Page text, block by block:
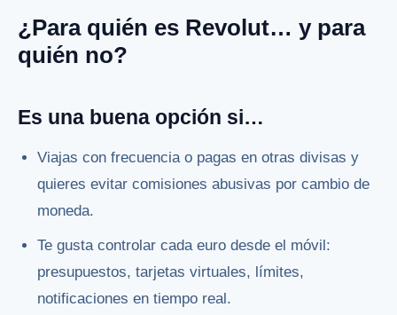
¿Para quién es Revolut… y para
quién no?
Es una buena opción si…
Viajas con frecuencia o pagas en otras divisas y
quieres evitar comisiones abusivas por cambio de
moneda.
Te gusta controlar cada euro desde el móvil:
presupuestos, tarjetas virtuales, límites,
notificaciones en tiempo real.